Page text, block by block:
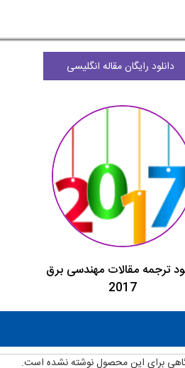
دانلود رایگان مقاله انگلیسی
ترجمه مقالات مهندسی برق
2017
برای این محصول نوشته نشده است.